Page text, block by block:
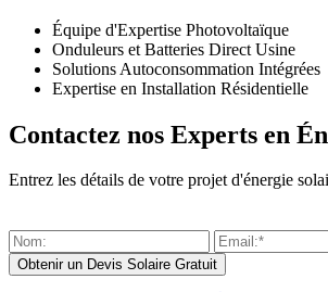
Équipe d'Expertise Photovoltaïque
Onduleurs et Batteries Direct Usine
Solutions Autoconsommation Intégrées
Expertise en Installation Résidentielle
Contactez nos Experts en
Entrez les détails de votre projet d'énergie